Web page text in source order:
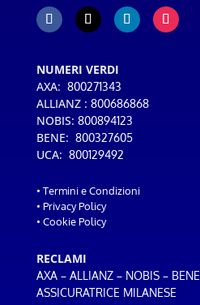
NUMERI VERDI
AXA: 800271343
ALLIANZ : 800686868
NOBIS: 800894123
BENE: 800327605
UCA: 800129492
• Termini e Condizioni
• Privacy Policy
• Cookie Policy
RECLAMI
AXA– ALLIANZ– NOBIS– BENE
ASSICURATRICE MILANESE